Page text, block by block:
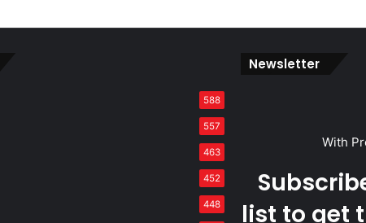
588
557
463
452
448
Newsletter
With
list to get